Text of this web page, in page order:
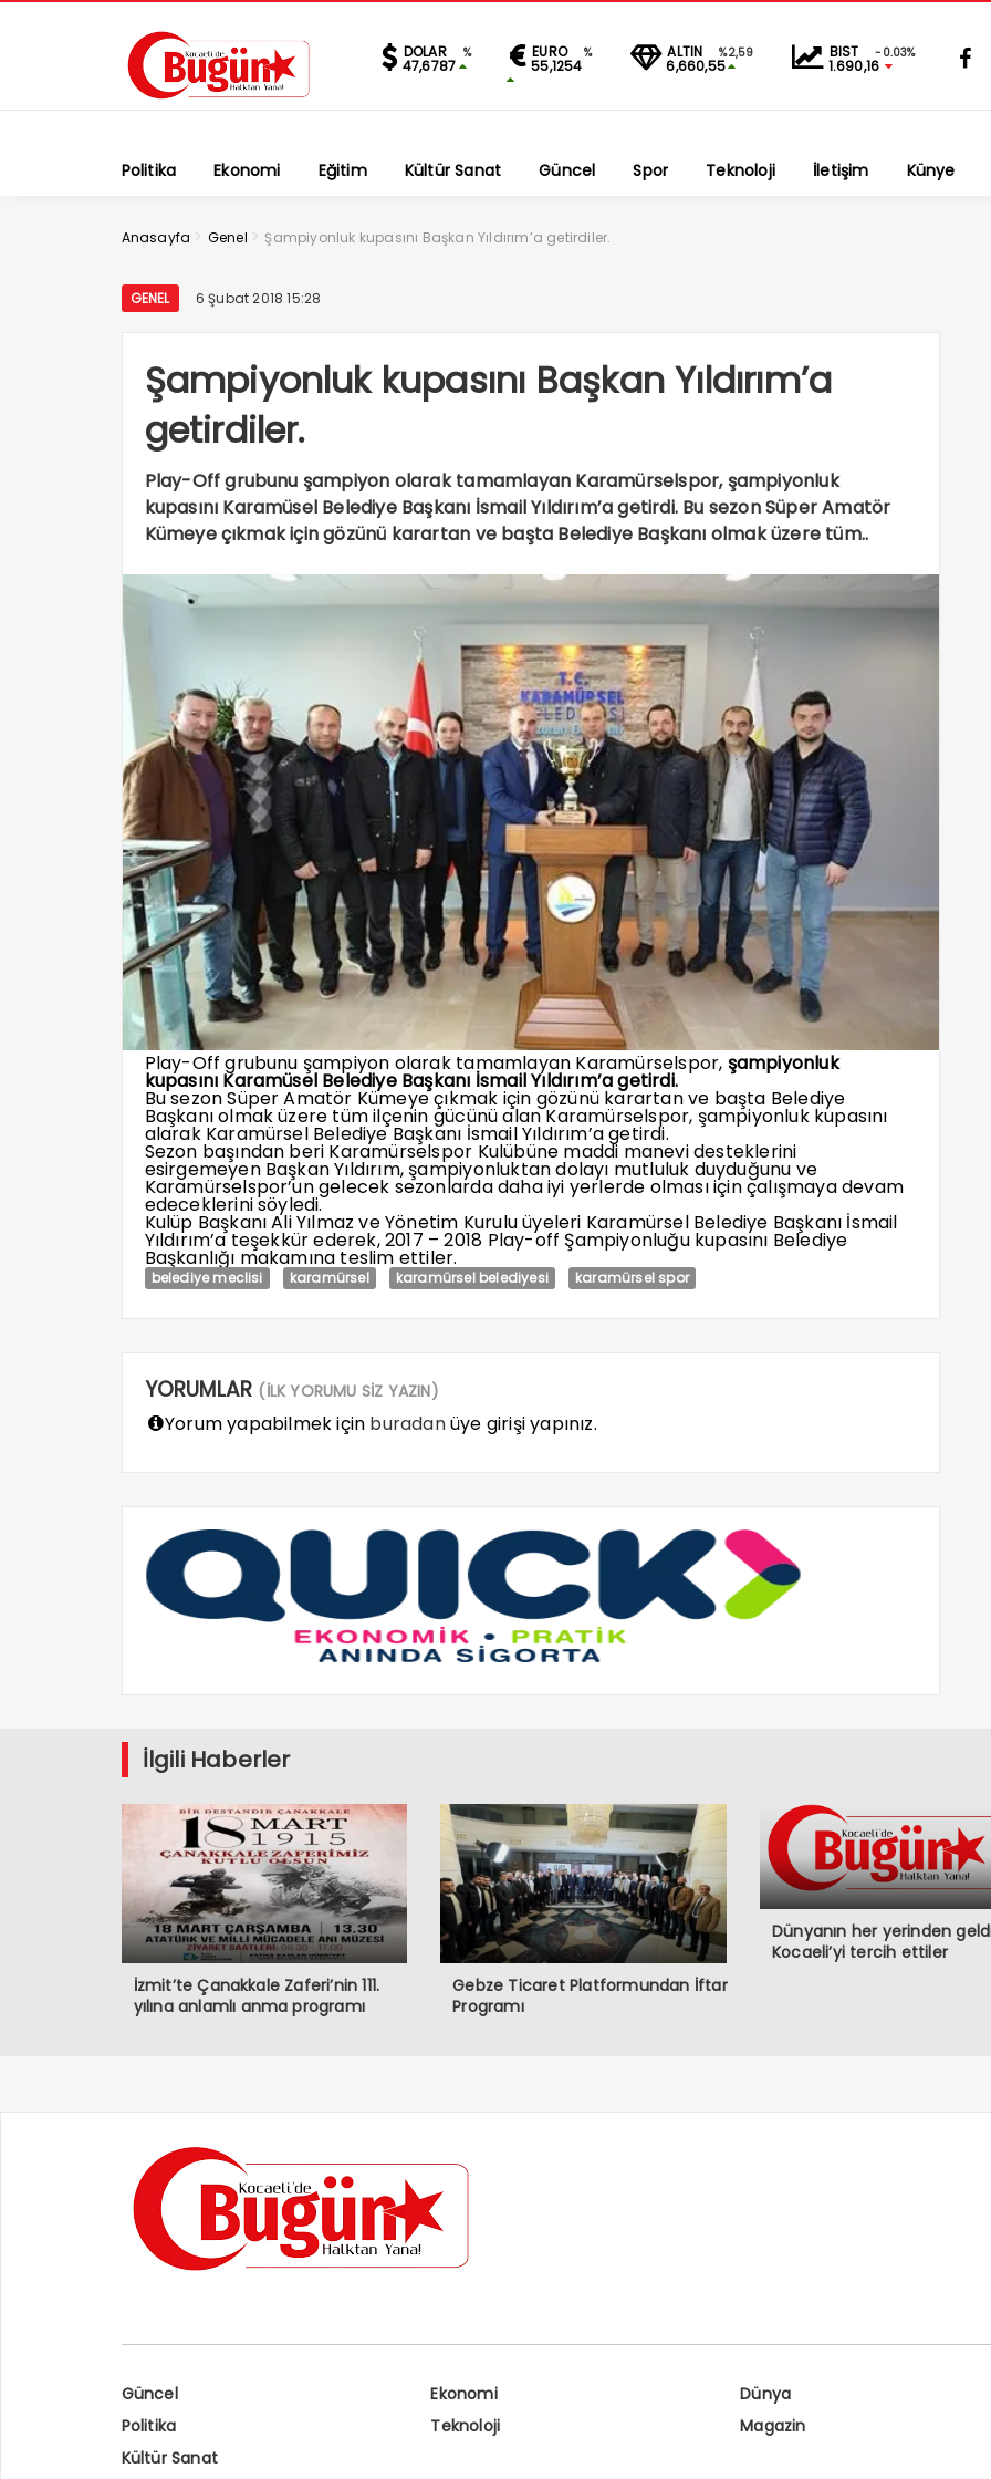
DOLAR %
47,6787
EURO %
55,1254
ALTIN %2,59
6,660,55
BIST -0.03%
1.690,16
Politika Ekonomi Eğitim Kültür Sanat Güncel Spor Teknoloji İletişim Künye
Anasayfa > Genel > Şampiyonluk kupasını Başkan Yıldırım’a getirdiler.
GENEL 6 Şubat 2018 15:28
Şampiyonluk kupasını Başkan Yıldırım’a
getirdiler.
Play-Off grubunu şampiyon olarak tamamlayan Karamürselspor, şampiyonluk
kupasını Karamüsel Belediye Başkanı İsmail Yıldırım’a getirdi. Bu sezon Süper Amatör
Kümeye çıkmak için gözünü karartan ve başta Belediye Başkanı olmak üzere tüm..
Play-Off grubunu şampiyon olarak tamamlayan Karamürselspor, şampiyonluk
kupasını Karamüsel Belediye Başkanı İsmail Yıldırım’a getirdi.
Bu sezon Süper Amatör Kümeye çıkmak için gözünü karartan ve başta Belediye
Başkanı olmak üzere tüm ilçenin gücünü alan Karamürselspor, şampiyonluk kupasını
alarak Karamürsel Belediye Başkanı İsmail Yıldırım’a getirdi.
Sezon başından beri Karamürselspor Kulübüne maddi manevi desteklerini
esirgemeyen Başkan Yıldırım, şampiyonluktan dolayı mutluluk duyduğunu ve
Karamürselspor’un gelecek sezonlarda daha iyi yerlerde olması için çalışmaya devam
edeceklerini söyledi.
Kulüp Başkanı Ali Yılmaz ve Yönetim Kurulu üyeleri Karamürsel Belediye Başkanı İsmail
Yıldırım’a teşekkür ederek, 2017 – 2018 Play-off Şampiyonluğu kupasını Belediye
Başkanlığı makamına teslim ettiler.
belediye meclisi karamürsel karamürsel belediyesi karamürsel spor
YORUMLAR (İLK YORUMU SİZ YAZIN)
Yorum yapabilmek için buradanüye girişi yapınız.
İlgili Haberler
İzmit’te Çanakkale Zaferi’nin 111.
yılına anlamlı anma programı
Gebze Ticaret Platformundan İftar
Programı
Dünyanın her yerinden
Kocaeli’yi tercih ettiler
Güncel Ekonomi
Dünya
Politika
Teknoloji
Magazin
Kültür Sanat